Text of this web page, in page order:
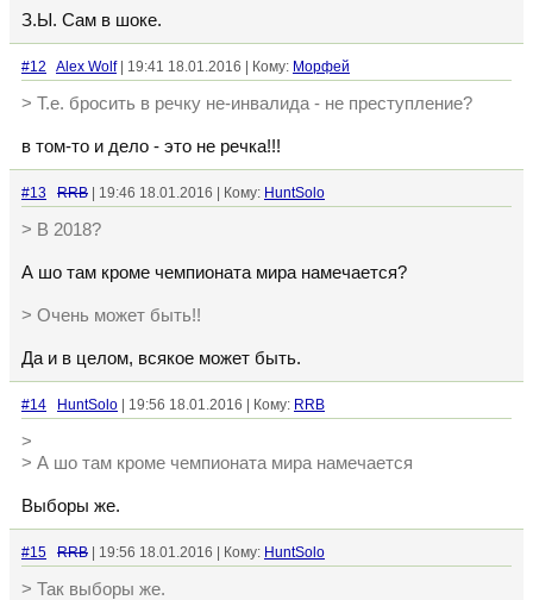
З.Ы. Сам в шоке.
#12 Alex Wolf| 19:41 18.01.2016 | Кому: Морфей
> Т.е. бросить в речку не-инвалида - не преступление?
в том-то и дело - это не речка!!!
#13 RRB | 19:46 18.01.2016 | Кому: HuntSolo
> В 2018?
А шо там кроме чемпионата мира намечается?
> Очень может быть!!
Да и в целом, всякое может быть.
#14 HuntSolo | 19:56 18.01.2016 | Кому: RRB
>
> А шо там кроме чемпионата мира намечается
Выборы же.
#15 RRB | 19:56 18.01.2016 | Кому: HuntSolo
> Так выборы же.